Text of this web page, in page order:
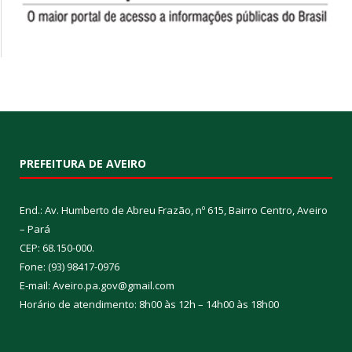
PREFEITURA DE AVEIRO
End.: Av. Humberto de Abreu Frazão, nº 615, Bairro Centro, Aveiro
– Pará
CEP: 68.150-000.
Fone: (93) 98417-0976
E-mail: Aveiro.pa.gov@gmail.com
Horário de atendimento: 8h00 às 12h – 14h00 às 18h00